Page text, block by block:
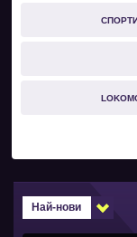
Най-нови